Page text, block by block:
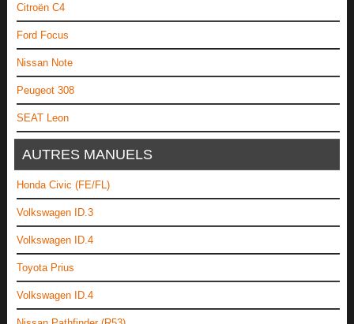
Citroën C4
Ford Focus
Nissan Note
Peugeot 308
SEAT Leon
AUTRES MANUELS
Honda Civic (FE/FL)
Volkswagen ID.3
Volkswagen ID.4
Toyota Prius
Volkswagen ID.4